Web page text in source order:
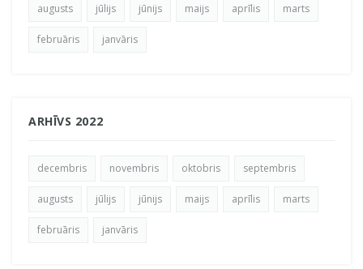
augusts jūlijs jūnijs maijs aprīlis marts
februāris janvāris
ARHĪVS 2022
decembris novembris oktobris septembris
augusts jūlijs jūnijs maijs aprīlis marts
februāris janvāris